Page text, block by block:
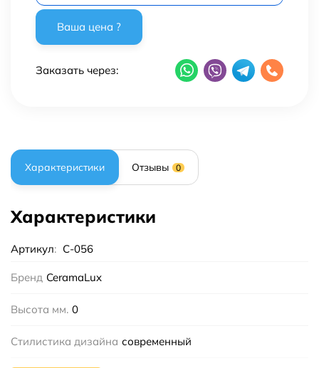
Заказать через:
Характеристики Отзывы 0
Характеристики
Артикул: С-056
Бренд CeramaLux
Высота мм. 0
Стилистика дизайна современный